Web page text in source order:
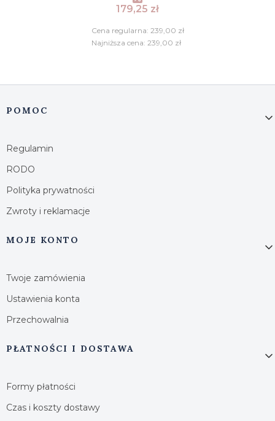
Cena promocyjna
179,25 zł
Cena regularna: 239,00 zł
Najniższa cena: 239,00 zł
Linki w stopce
POMOC
Regulamin
RODO
Polityka prywatności
Zwroty i reklamacje
MOJE KONTO
Twoje zamówienia
Ustawienia konta
Przechowalnia
PŁATNOŚCI I DOSTAWA
Formy płatności
Czas i koszty dostawy